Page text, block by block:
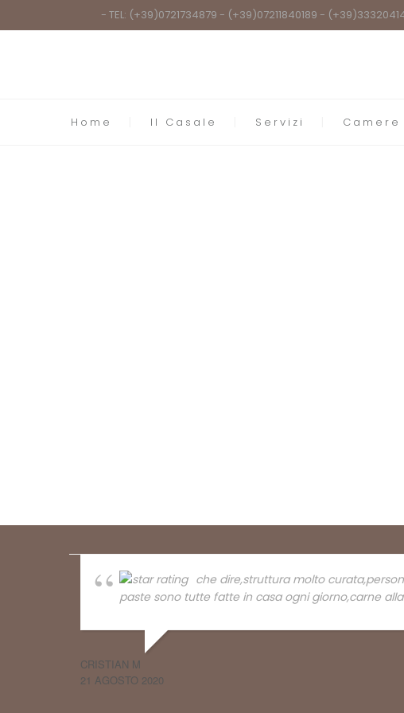
- TEL: (+39)0721734879 - (+39)07211840189 -
Home Il Casale Servizi
che dire,struttura molto
paste sono tutte fatte in casa ogni giorno,carne
CRISTIAN M
21 AGOSTO 2020